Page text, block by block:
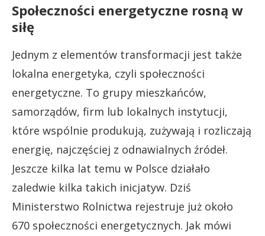
Społeczności energetyczne rosną w
siłę
Jednym z elementów transformacji jest także
lokalna energetyka, czyli społeczności
energetyczne. To grupy mieszkańców,
samorządów, firm lub lokalnych instytucji,
które wspólnie produkują, zużywają i rozliczają
energię, najczęściej z odnawialnych źródeł.
Jeszcze kilka lat temu w Polsce działało
zaledwie kilka takich inicjatyw. Dziś
Ministerstwo Rolnictwa rejestruje już około
670 społeczności energetycznych. Jak mówi